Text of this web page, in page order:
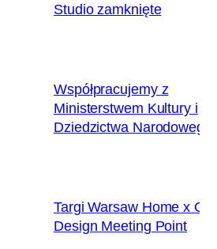
Studio zamknięte
Współpracujemy z
Ministerstwem Kultury i
Dziedzictwa Narodowego
Targi Warsaw Home x OKK
Design Meeting Point